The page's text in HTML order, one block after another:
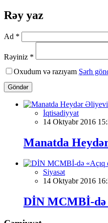
Rəy yaz
Ad *
Rəyiniz *
Oxudum və razıyam Şərh
Göndər
İqtisadiyyat
14 Oktyabr 2016
Manatda
Siyasət
14 Oktyabr 2016
DİN MCMBİ-də